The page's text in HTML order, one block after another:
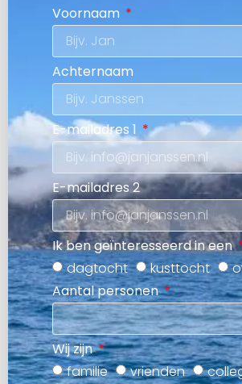
Voornaam
Achternaam
E-mailadres 1
E-mailadres 2
Ik ben geïnteresseerd in een
dagtocht
kusttocht
Aantal personen
Wij zijn
familie
vrienden